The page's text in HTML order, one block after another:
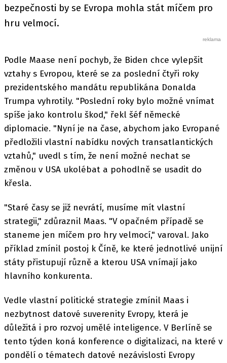
bezpečnosti by se Evropa mohla stát míčem pro
hru velmocí.
Podle Maase není pochyb, že Biden chce vylepšit
vztahy s Evropou, které se za poslední čtyři roky
prezidentského mandátu republikána Donalda
Trumpa vyhrotily. "Poslední roky bylo možné vnímat
spíše jako kontrolu škod," řekl šéf německé
diplomacie. "Nyní je na čase, abychom jako Evropané
předložili vlastní nabídku nových transatlantických
vztahů," uvedl s tím, že není možné nechat se
změnou v USA ukolébat a pohodlně se usadit do
křesla.
"Staré časy se již nevrátí, musíme mít vlastní
strategii," zdůraznil Maas. "V opačném případě se
staneme jen míčem pro hry velmocí," varoval. Jako
příklad zmínil postoj k Číně, ke které jednotlivé unijní
státy přistupují různě a kterou USA vnímají jako
hlavního konkurenta.
Vedle vlastní politické strategie zmínil Maas i
nezbytnost datové suverenity Evropy, která je
důležitá i pro rozvoj umělé inteligence. V Berlíně se
tento týden koná konference o digitalizaci, na které v
pondělí o tématech datové nezávislosti Evropy